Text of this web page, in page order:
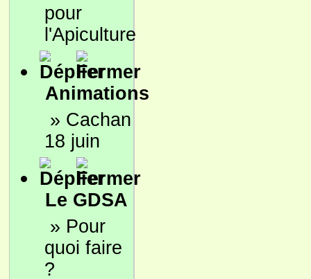
pour
l'Apiculture
Animations
» Cachan
18 juin
Le GDSA
» Pour
quoi faire
?